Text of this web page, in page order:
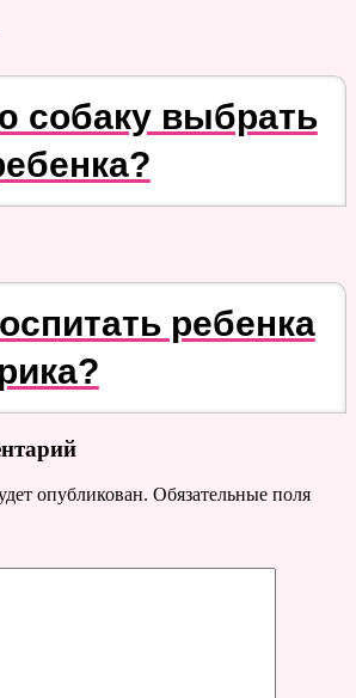
собаку выбрать
ребенка
опубликован. Обязательные поля